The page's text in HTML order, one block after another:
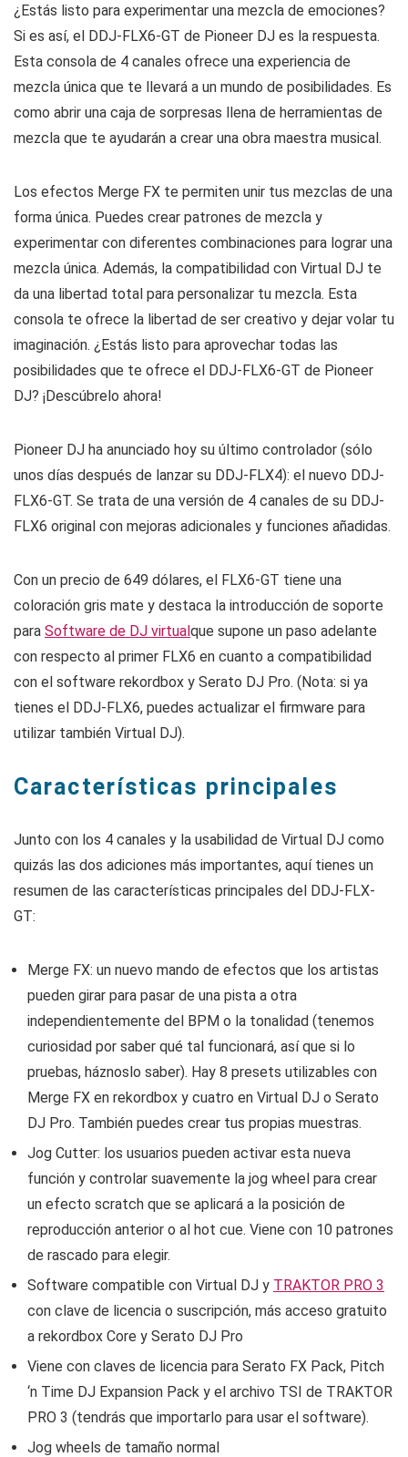
¿Estás listo para experimentar una mezcla de emociones?
Si es así, el DDJ-FLX6-GT de Pioneer DJ es la respuesta.
Esta consola de 4 canales ofrece una experiencia de
mezcla única que te llevará a un mundo de posibilidades. Es
como abrir una caja de sorpresas llena de herramientas de
mezcla que te ayudarán a crear una obra maestra musical.
Los efectos Merge FX te permiten unir tus mezclas de una
forma única. Puedes crear patrones de mezcla y
experimentar con diferentes combinaciones para lograr una
mezcla única. Además, la compatibilidad con Virtual DJ te
da una libertad total para personalizar tu mezcla. Esta
consola te ofrece la libertad de ser creativo y dejar volar tu
imaginación. ¿Estás listo para aprovechar todas las
posibilidades que te ofrece el DDJ-FLX6-GT de Pioneer
DJ? ¡Descúbrelo ahora!
Pioneer DJ ha anunciado hoy su último controlador (sólo
unos días después de lanzar su DDJ-FLX4): el nuevo DDJ-
FLX6-GT. Se trata de una versión de 4 canales de su DDJ-
FLX6 original con mejoras adicionales y funciones añadidas.
Con un precio de 649 dólares, el FLX6-GT tiene una
coloración gris mate y destaca la introducción de soporte
para Software de DJ virtualque supone un paso adelante
con respecto al primer FLX6 en cuanto a compatibilidad
con el software rekordbox y Serato DJ Pro. (Nota: si ya
tienes el DDJ-FLX6, puedes actualizar el firmware para
utilizar también Virtual DJ).
Características principales
Junto con los 4 canales y la usabilidad de Virtual DJ como
quizás las dos adiciones más importantes, aquí tienes un
resumen de las características principales del DDJ-FLX-
GT:
Merge FX: un nuevo mando de efectos que los artistas
pueden girar para pasar de una pista a otra
independientemente del BPM o la tonalidad (tenemos
curiosidad por saber qué tal funcionará, así que si lo
pruebas, háznoslo saber). Hay 8 presets utilizables con
Merge FX en rekordbox y cuatro en Virtual DJ o Serato
DJ Pro. También puedes crear tus propias muestras.
Jog Cutter: los usuarios pueden activar esta nueva
función y controlar suavemente la jog wheel para crear
un efecto scratch que se aplicará a la posición de
reproducción anterior o al hot cue. Viene con 10 patrones
de rascado para elegir.
Software compatible con Virtual DJ y TRAKTOR PRO 3
con clave de licencia o suscripción, más acceso gratuito
a rekordbox Core y Serato DJ Pro
Viene con claves de licencia para Serato FX Pack, Pitch
‘n Time DJ Expansion Pack y el archivo TSI de TRAKTOR
PRO 3 (tendrás que importarlo para usar el software).
Jog wheels de tamaño normal